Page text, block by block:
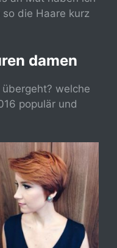
die Haare kurz
damen
welche
populär und